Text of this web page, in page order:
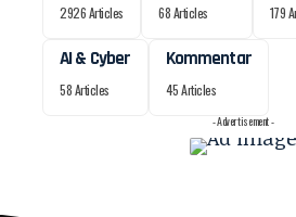
2926 Articles 68 Articles 179
AI & Cyber
58 Articles
Kommentar
45 Articles
- Advertisement -